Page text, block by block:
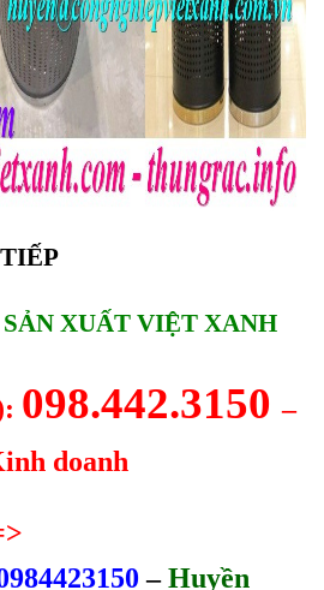
XUẤT VIỆT XANH
098.442.3150–
doanh
–Huyền